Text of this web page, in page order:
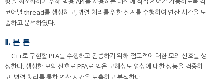
코어별 thread를 생성하고, 병렬 처리를 위한 설계를 수행하여 연산 시간을 도
출하고 분석하였다.
Ⅱ. 본 론
C++로 구현할 PFA를 수행하고 검증하기 위해 점표적에 대한 모의 신호를 생
성한다. 생성한 모의 신호로 PFA로 얻은 고해상도 영상에 대한 성능을 검증하
고, 병렬 처리를 통한 연산 시간을 도출하고 분석한다.